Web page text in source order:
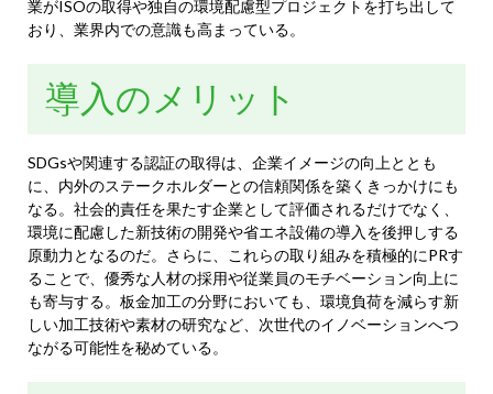
業がISOの取得や独自の環境配慮型プロジェクトを打ち出して
おり、業界内での意識も高まっている。
導入のメリット
SDGsや関連する認証の取得は、企業イメージの向上ととも
に、内外のステークホルダーとの信頼関係を築くきっかけにも
なる。社会的責任を果たす企業として評価されるだけでなく、
環境に配慮した新技術の開発や省エネ設備の導入を後押しする
原動力となるのだ。さらに、これらの取り組みを積極的にPRす
ることで、優秀な人材の採用や従業員のモチベーション向上に
も寄与する。板金加工の分野においても、環境負荷を減らす新
しい加工技術や素材の研究など、次世代のイノベーションへつ
ながる可能性を秘めている。